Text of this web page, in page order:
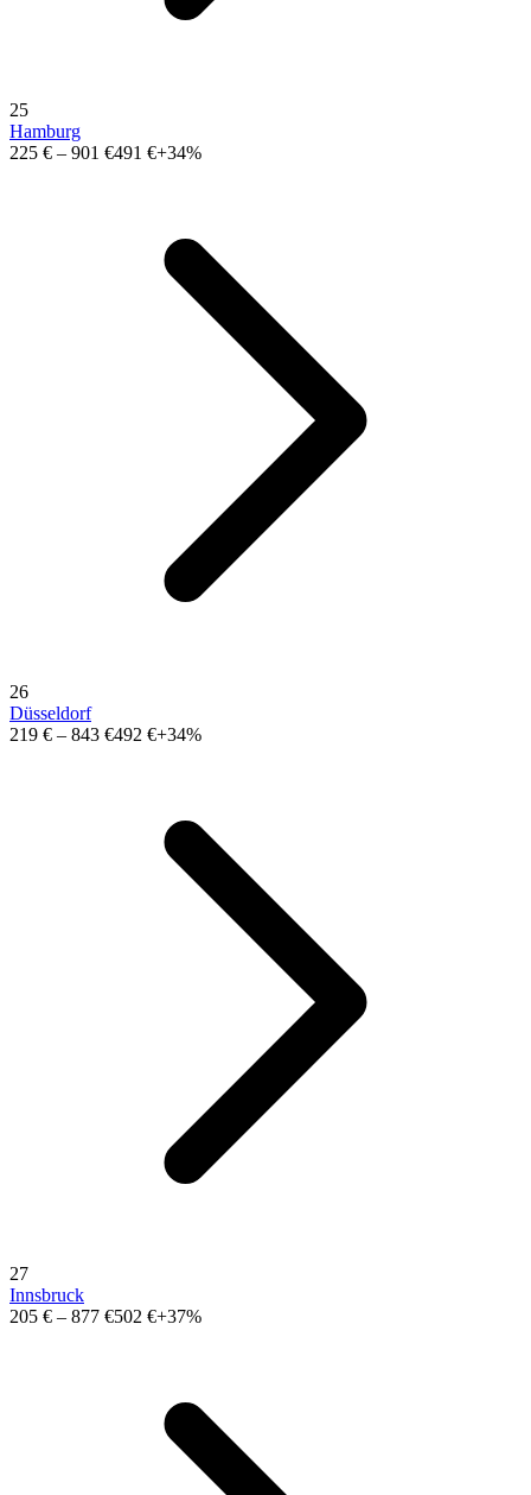
25
Hamburg
225 € – 901 €491 €+34%
26
Düsseldorf
219 € – 843 €492 €+34%
27
Innsbruck
205 € – 877 €502 €+37%